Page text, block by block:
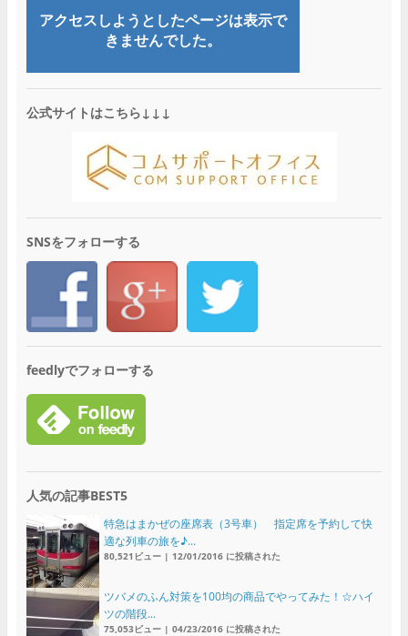
公式サイトはこちら↓↓↓
SNSをフォローする
feedlyでフォローする
人気の記事BEST5
特急はまかぜの座席表（3号車） 指定席を予約して快
適な列車の旅を♪...
80,521ビュー| 12/01/2016 に投稿された
ツバメのふん対策を100均の商品でやってみた！☆ハイ
ツの階段...
75,053ビュー| 04/23/2016 に投稿された